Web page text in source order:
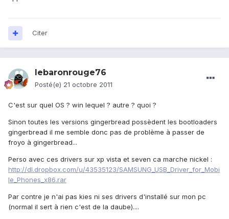
Citer
lebaronrouge76
Posté(e) 21 octobre 2011
C'est sur quel OS ? win lequel ? autre ? quoi ?
Sinon toutes les versions gingerbread possèdent les bootloaders
gingerbread il me semble donc pas de problème à passer de
froyo à gingerbread...
Perso avec ces drivers sur xp vista et seven ca marche nickel :
http://dl.dropbox.com/u/43535123/SAMSUNG_USB_Driver_for_Mobi
le_Phones_x86.rar
Par contre je n'ai pas kies ni ses drivers d'installé sur mon pc
(normal il sert à rien c'est de la daube)....